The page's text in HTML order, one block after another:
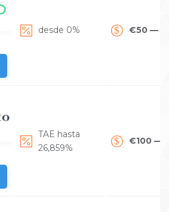
desde 0% €50 —
TAE hasta
26,859%
€100 —